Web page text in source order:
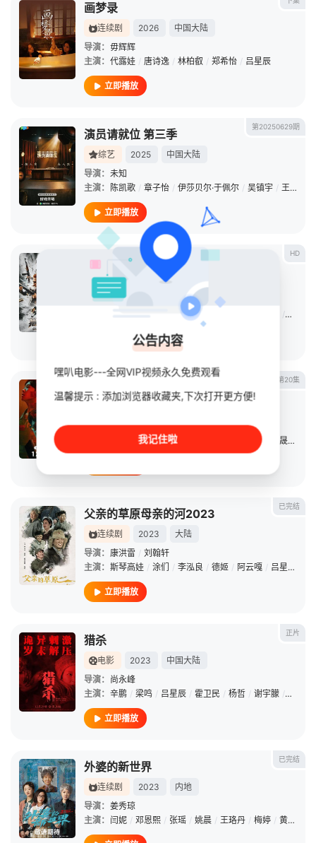
画梦录
连续剧 2026
中国大陆
导演： 毋辉辉
主演： 代露娃 / 唐诗逸 / 林柏叡 / 郑希怡 / 吕星辰
立即播放
第20250629期
演员请就位 第三季
综艺 2025
中国大陆
导演： 未知
主演：
陈凯歌 / 章子怡 / 伊莎贝尔·于佩尔 / 吴镇宇 / 王志飞
立即播放
HD
猎枭风暴
电影
中国大陆
导演：姜凯阳
/ 骆达华 / 吕星辰
立即播放
第20集
超感迷宫
导演：臧溪川
/ 窦骁 / 王佳佳 安悦溪 李晟 /
已完结
父亲的草原母亲的河2023
连续剧 2023
大陆
导演： 康洪雷 / 刘翰轩
主演： 斯琴高娃 / 涂们 / 李泓良 / 德姬 / 阿云嘎 / 吕星辰
立即播放
正片
猎杀
电影 2023
中国大陆
导演： 尚永峰
主演： 辛鹏 / 梁鸣 / 吕星辰 / 霍卫民 / 杨哲 / 谢宇朦 / 宋国鑫
立即播放
已完结
外婆的新世界
连续剧 2023
内地
导演： 姜秀琼
主演： 闫妮 / 邓恩熙 / 张瑶 / 姚晨 / 王珞丹 / 梅婷 / 黄尧
公告内容
嘿叭电影---全网VIP视频永久免费观看
温馨提示 : 添加浏览器收藏夹,下次打开更方便!
我记住啦